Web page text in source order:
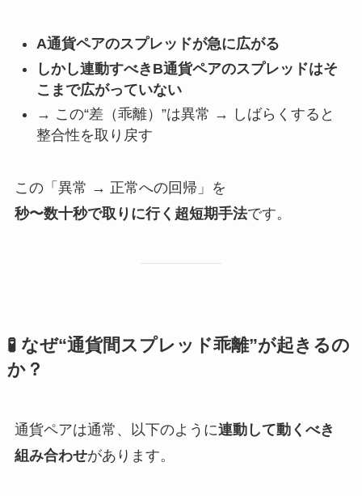
A通貨ペアのスプレッドが急に広がる
しかし連動すべきB通貨ペアのスプレッドはそ
こまで広がっていない
→ この“差（乖離）”は異常 → しばらくすると
整合性を取り戻す
この「異常 → 正常への回帰」を
秒〜数十秒で取りに行く超短期手法です。
🧪 なぜ“通貨間スプレッド乖離”が起きるの
か？
通貨ペアは通常、以下のように連動して動くべき
組み合わせがあります。